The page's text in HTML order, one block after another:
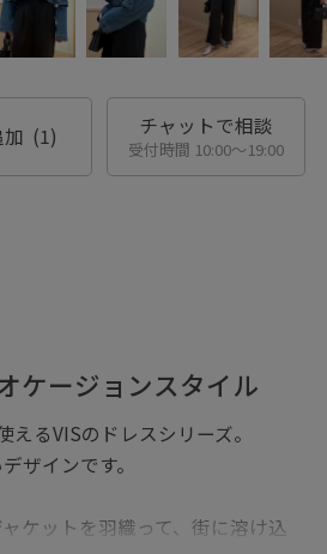
(1) チャットで相談
受付時間 10:00〜19:00
ケージョンスタイル
るVISのドレスシリーズ。
ザインです。
ケットを羽織って、街に溶け込